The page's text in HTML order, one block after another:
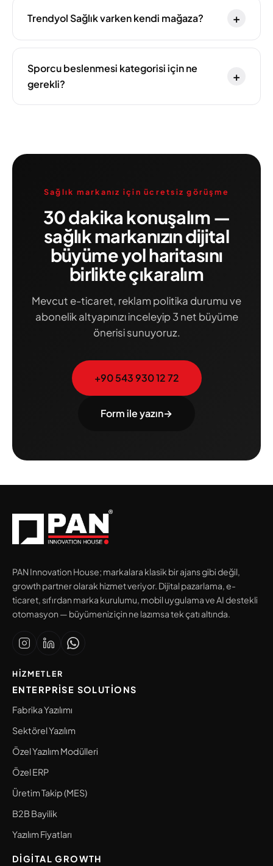
Trendyol Sağlık varken kendi mağaza? +
Sporcu beslenmesi kategorisi için ne
gerekli?
+
Sağlık markanız için ücretsiz görüşme
30 dakika konuşalım —
sağlık markanızın dijital
büyüme yol haritasını
birlikte çıkaralım
Mevcut e-ticaret, reklam politika durumu ve
abonelik altyapınızı inceleyip 3 net büyüme
önerisi sunuyoruz.
+90 543 930 12 72
Form ile yazın→
PAN Innovation House; markalara klasik bir ajans gibi değil,
growth partner olarak hizmet veriyor. Dijital pazarlama, e-
ticaret, sıfırdan marka kurulumu, mobil uygulama ve AI destekli
otomasyon — büyümeniz için ne lazımsa tek çatı altında.
HIZMETLER
ENTERPRISE SOLUTIONS
Fabrika Yazılımı
Sektörel Yazılım
Özel Yazılım Modülleri
Özel ERP
Üretim Takip (MES)
B2B Bayilik
Yazılım Fiyatları
DIGITAL GROWTH